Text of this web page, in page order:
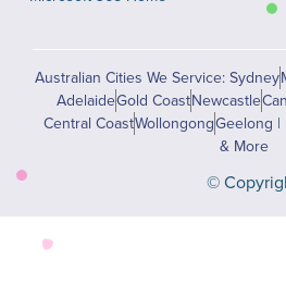
Australian Cities We Service: Sydney
AdelaideGold CoastNewcastle
Central CoastWollongongGeelong |
& More
©